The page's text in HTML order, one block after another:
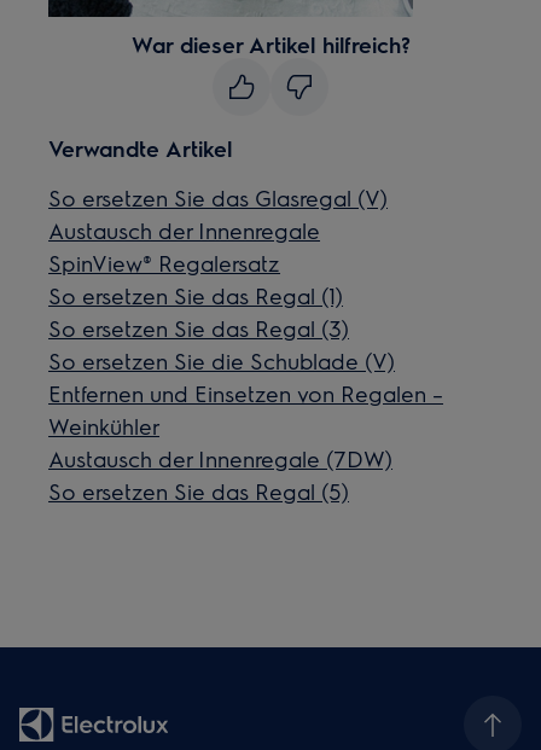
War dieser Artikel hilfreich?
Verwandte Artikel
So ersetzen Sie das Glasregal (V)
Austausch der Innenregale
SpinView® Regalersatz
So ersetzen Sie das Regal (1)
So ersetzen Sie das Regal (3)
So ersetzen Sie die Schublade (V)
Entfernen und Einsetzen von Regalen –
Weinkühler
Austausch der Innenregale (7DW)
So ersetzen Sie das Regal (5)